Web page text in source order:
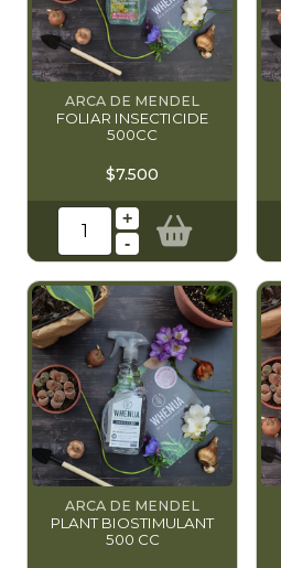
ARCA DE MENDEL
FOLIAR INSECTICIDE
500CC
$7.500
+
-
ARCA DE MENDEL
PLANT BIOSTIMULANT
500 CC